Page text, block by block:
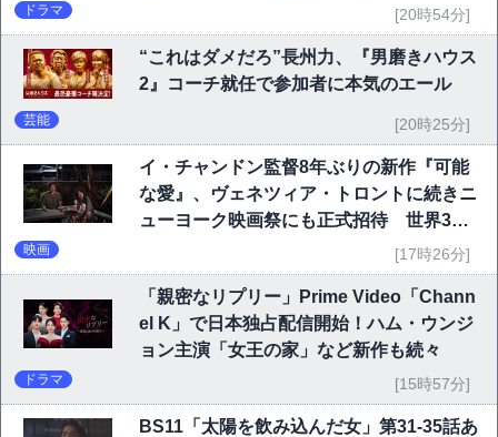
ドラマ [20時54分]
“これはダメだろ”長州力、『男磨きハウス
2』コーチ就任で参加者に本気のエール
芸能 [20時25分]
イ・チャンドン監督8年ぶりの新作『可能
な愛』、ヴェネツィア・トロントに続きニ
ューヨーク映画祭にも正式招待 世界3大
映画 [17時26分]
「親密なリプリー」Prime Video「Chann
el K」で日本独占配信開始！ハム・ウンジ
ョン主演「女王の家」など新作も続々
ドラマ [15時57分]
BS11「太陽を飲み込んだ女」第31-35話あ